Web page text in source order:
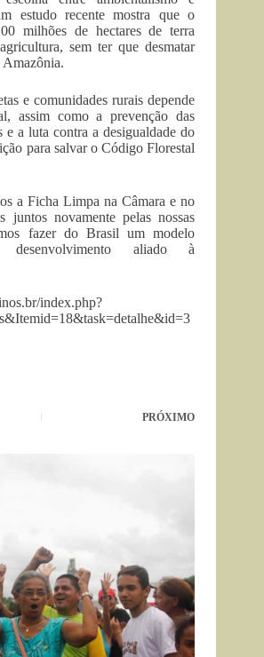
estudo recente mostra que o
milhões de hectares de terra
sem ter que desmatar
Amazônia.
e comunidades rurais depende
assim como a prevenção das
e a luta contra a desigualdade do
para salvar o Código Florestal
a Ficha Limpa na Câmara e no
juntos novamente pelas nossas
fazer do Brasil um modelo
desenvolvimento aliado à
index.php?
PRÓXIMO